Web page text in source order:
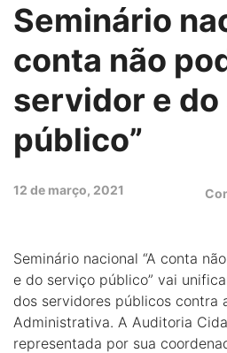
Seminário
conta não
servidor e
público”
12 de março, 2021
Seminário nacional “A conta
e do serviço público” vai
dos servidores públicos contra
Administrativa. A Auditoria
representada por sua